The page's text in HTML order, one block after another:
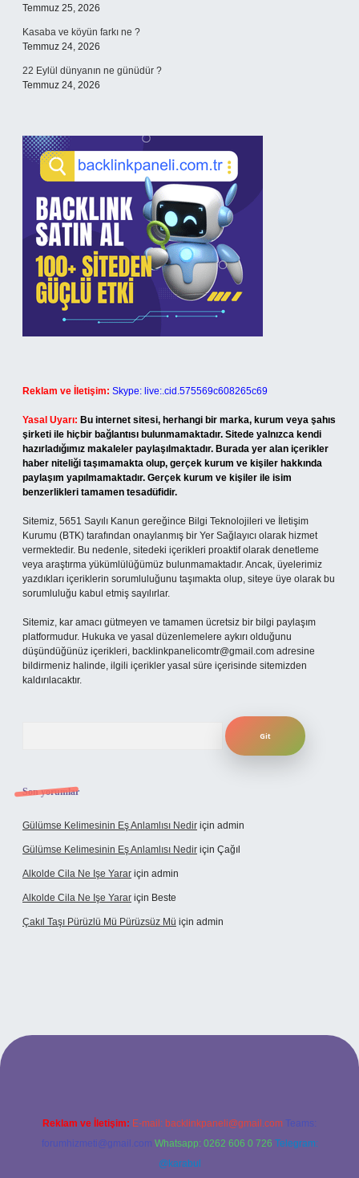
Temmuz 25, 2026
Kasaba ve köyün farkı ne ?
Temmuz 24, 2026
22 Eylül dünyanın ne günüdür ?
Temmuz 24, 2026
Reklam ve İletişim: Skype: live:.cid.575569c608265c69
Yasal Uyarı: Bu internet sitesi, herhangi bir marka, kurum veya şahıs
şirketi ile hiçbir bağlantısı bulunmamaktadır. Sitede yalnızca kendi
hazırladığımız makaleler paylaşılmaktadır. Burada yer alan içerikler
haber niteliği taşımamakta olup, gerçek kurum ve kişiler hakkında
paylaşım yapılmamaktadır. Gerçek kurum ve kişiler ile isim
benzerlikleri tamamen tesadüfidir.
Sitemiz, 5651 Sayılı Kanun gereğince Bilgi Teknolojileri ve İletişim
Kurumu (BTK) tarafından onaylanmış bir Yer Sağlayıcı olarak hizmet
vermektedir. Bu nedenle, sitedeki içerikleri proaktif olarak denetleme
veya araştırma yükümlülüğümüz bulunmamaktadır. Ancak, üyelerimiz
yazdıkları içeriklerin sorumluluğunu taşımakta olup, siteye üye olarak bu
sorumluluğu kabul etmiş sayılırlar.
Sitemiz, kar amacı gütmeyen ve tamamen ücretsiz bir bilgi paylaşım
platformudur. Hukuka ve yasal düzenlemelere aykırı olduğunu
düşündüğünüz içerikleri, backlinkpanelicomtr@gmail.com adresine
bildirmeniz halinde, ilgili içerikler yasal süre içerisinde sitemizden
kaldırılacaktır.
Son yorumlar
Gülümse Kelimesinin Eş Anlamlısı Nedir için admin
Gülümse Kelimesinin Eş Anlamlısı Nedir için Çağıl
Alkolde Cila Ne Işe Yarar için admin
Alkolde Cila Ne Işe Yarar için Beste
Çakıl Taşı Pürüzlü Mü Pürüzsüz Mü için admin
Reklam ve İletişim: E-mail: backlinkpaneli@gmail.com Teams:
forumhizmeti@gmail.com Whatsapp: 0262 606 0 726 Telegram:
@karabul